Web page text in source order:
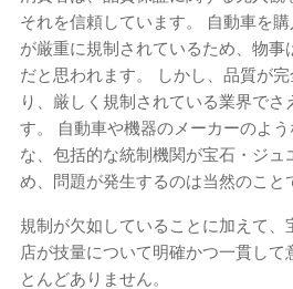
それを信頼しています。 自動車を
が厳重に規制されているため、物事
だと思われます。 しかし、品質が
り、厳しく規制されている業界で
す。 自動車や機器のメーカーのよ
な、包括的な統制機関が宝石・ジュ
め、問題が発生するのは当然のこと
規制が欠如していることに加えて、
店が技量について明確かつ一貫して
とんどありません。